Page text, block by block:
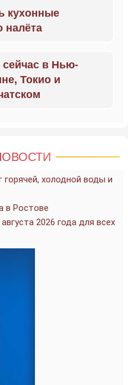
кухонные
налёта
сейчас в Нью-
Токио и
холодной воды и
в Ростове
2026 года для всех